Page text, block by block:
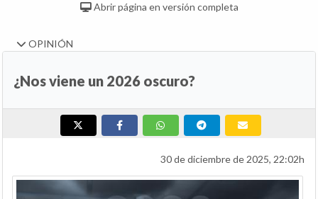
Abrir página en versión completa
OPINIÓN
¿Nos viene un 2026 oscuro?
30 de diciembre de 2025, 22:02h